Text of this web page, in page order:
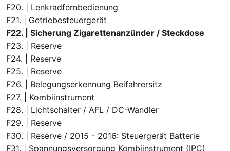
F20. | Lenkradfernbedienung
F21. | Getriebesteuergerät
F22. | Sicherung Zigarettenanzünder / Steckdose
F23. | Reserve
F24. | Reserve
F25. | Reserve
F26. | Belegungserkennung Beifahrersitz
F27. | Kombiinstrument
F28. | Lichtschalter / AFL / DC-Wandler
F29. | Reserve
F30. | Reserve / 2015 - 2016: Steuergerät Batterie
F31. | Spannungsversorgung Kombiinstrument (IPC)